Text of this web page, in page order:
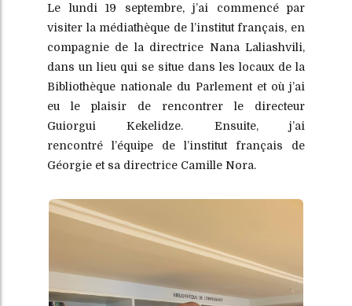
Le lundi 19 septembre, j’ai commencé par
visiter la médiathèque de l’institut français, en
compagnie de la directrice Nana Laliashvili,
dans un lieu qui se situe dans les locaux de la
Bibliothèque nationale du Parlement et où j’ai
eu le plaisir de rencontrer le directeur
Guiorgui Kekelidze. Ensuite, j’ai
rencontré
l’équipe de l’institut français de
Géorgie et sa directrice Camille Nora.